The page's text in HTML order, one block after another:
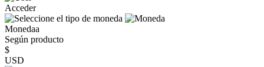
Acceder
Monedaa
Según producto
$
USD